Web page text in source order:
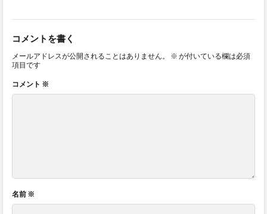
コメントを書く
メールアドレスが公開されることはありません。 ※ が付いている欄は必須
項目です
コメント ※
名前 ※